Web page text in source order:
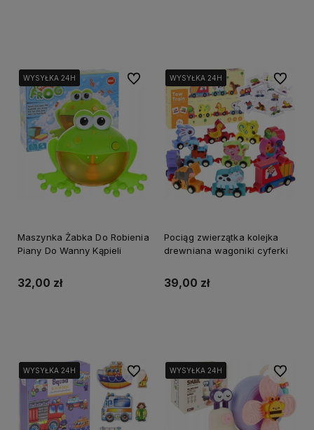
WYSYŁKA 24H
WYSYŁKA 24H
WYSYŁKA 24H
WYSYŁKA 24H
Maszynka Żabka Do Robienia
Piany Do Wanny Kąpieli
32,00 zł
Do ulubionychWYSYŁKA 24H
WYSYŁKA 24H
WYSYŁKA 24H
WYSYŁKA 24H
Pociąg zwierzątka kolejka
drewniana wagoniki cyferki
39,00 zł
Do
WYSYŁKA 24H
WYSYŁKA 24H
WYSYŁKA 24H Do ulubionychWYSYŁKA 24H
WYSYŁKA 24H
WYSYŁKA 24H Do